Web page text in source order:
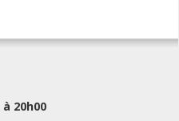
20h00